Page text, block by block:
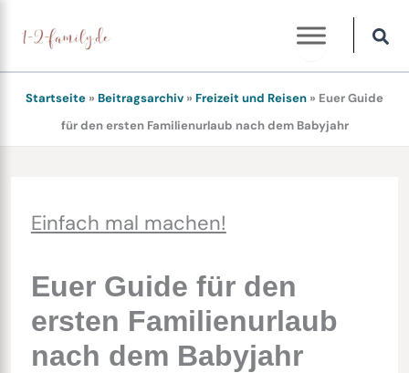
Inhalt
springen
Startseite » Beitragsarchiv » Freizeit und Reisen » Euer Guide
für den ersten Familienurlaub nach dem Babyjahr
Einfach mal machen!
Euer Guide für den
ersten Familienurlaub
nach dem Babyjahr